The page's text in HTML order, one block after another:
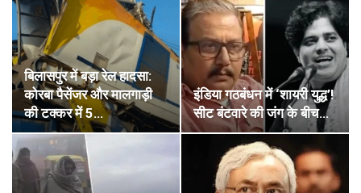
बिलासपुर में बड़ा रेल हादसा:
कोरबा पैसेंजर और मालगाड़ी
की टक्कर में 5…
इंडिया गठबंधन में ‘शायरी युद्ध’!
सीट बंटवारे की जंग के बीच…